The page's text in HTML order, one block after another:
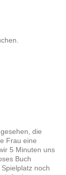
die
Frau eine
5 Minuten uns
Buch
noch